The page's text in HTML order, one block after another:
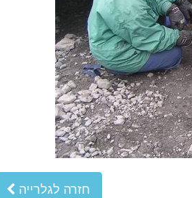
חזרה לגלרייה